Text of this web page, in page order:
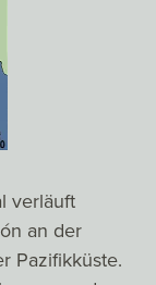
verläuft
an der
Pazifikküste.